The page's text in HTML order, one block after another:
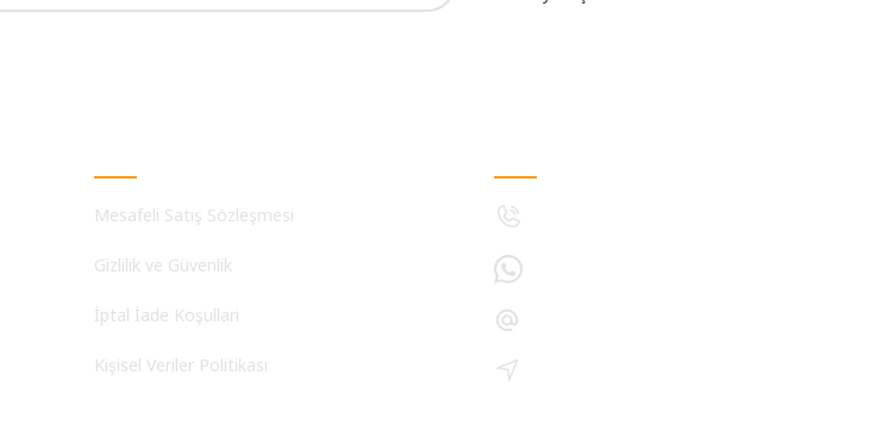
Mesafeli Satış Sözleşmesi
Gizlilik ve Güvenlik
İptal İade Koşullari
Kişisel Veriler Politikası